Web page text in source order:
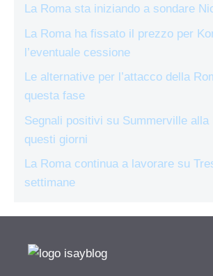
La Roma sta iniziando a sondare
La Roma ha fissato il prezzo per
l’eventuale cessione
Le alternative per l’attacco della
questa fase
Segnali positivi su Summerville alla
questi giorni
La Roma continua a lavorare su
settimane